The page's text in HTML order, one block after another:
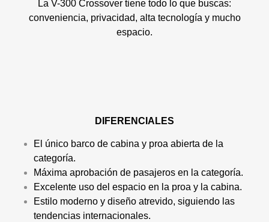
La V-300 Crossover tiene todo lo que buscas:
conveniencia, privacidad, alta tecnología y mucho
espacio.
DIFERENCIALES
El único barco de cabina y proa abierta de la
categoría.
Máxima aprobación de pasajeros en la categoría.
Excelente uso del espacio en la proa y la cabina.
Estilo moderno y diseño atrevido, siguiendo las
tendencias internacionales.